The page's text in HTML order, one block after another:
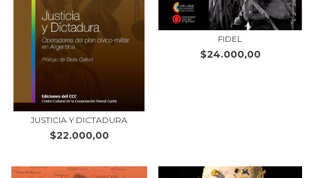
JUSTICIA Y DICTADURA
$22.000,00
FIDEL
$24.000,00